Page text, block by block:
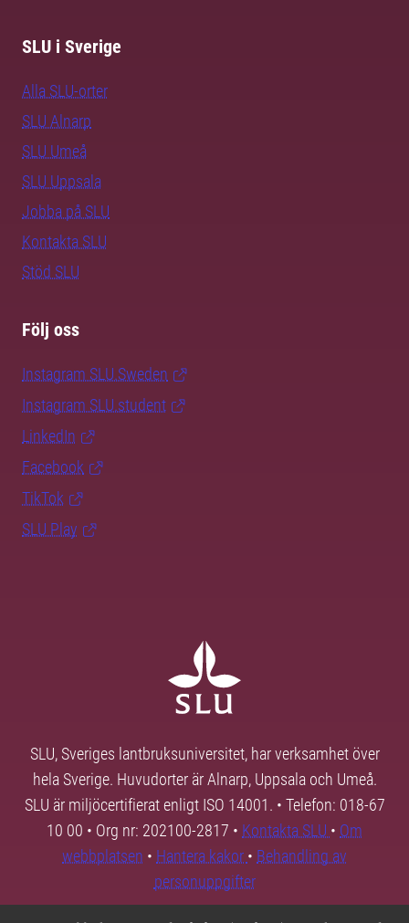
SLU i Sverige
Alla SLU-orter
SLU Alnarp
SLU Umeå
SLU Uppsala
Jobba på SLU
Kontakta SLU
Stöd SLU
Följ oss
Instagram SLU.Sweden
Instagram SLU.student
LinkedIn
Facebook
TikTok
SLU Play
SLU, Sveriges lantbruksuniversitet, har verksamhet över
hela Sverige. Huvudorter är Alnarp, Uppsala och Umeå.
SLU är miljöcertifierat enligt ISO 14001. • Telefon: 018-67
10 00 • Org nr: 202100-2817 • Kontakta SLU • Om
webbplatsen • Hantera kakor • Behandling av
personuppgifter